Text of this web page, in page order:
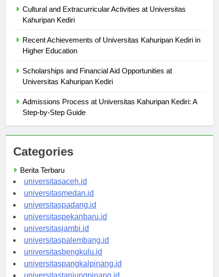
Cultural and Extracurricular Activities at Universitas
Kahuripan Kediri
Recent Achievements of Universitas Kahuripan Kediri in
Higher Education
Scholarships and Financial Aid Opportunities at
Universitas Kahuripan Kediri
Admissions Process at Universitas Kahuripan Kediri: A
Step-by-Step Guide
Categories
Berita Terbaru
universitasaceh.id
universitasmedan.id
universitaspadang.id
universitaspekanbaru.id
universitasjambi.id
universitaspalembang.id
universitasbengkulu.id
universitaspangkalpinang.id
universitastanjungpinang.id